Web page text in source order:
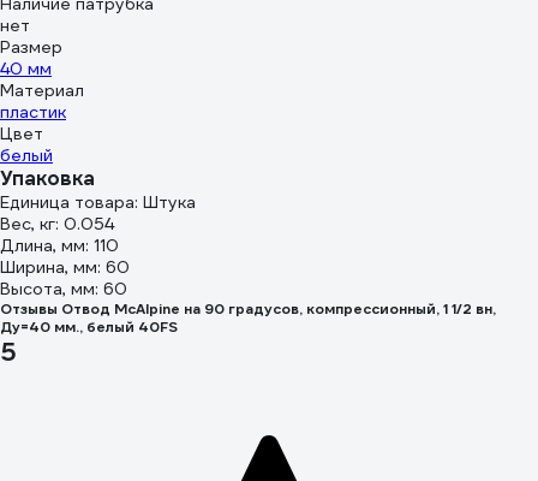
нет
Размер
40 мм
Материал
пластик
Цвет
белый
Упаковка
Единица товара: Штука
Вес, кг: 0.054
Длина, мм: 110
Ширина, мм: 60
Высота, мм: 60
Отзывы Отвод McAlpine на 90 градусов, компрессионный, 1 1/2 вн,
Ду=40 мм., белый 40FS
5